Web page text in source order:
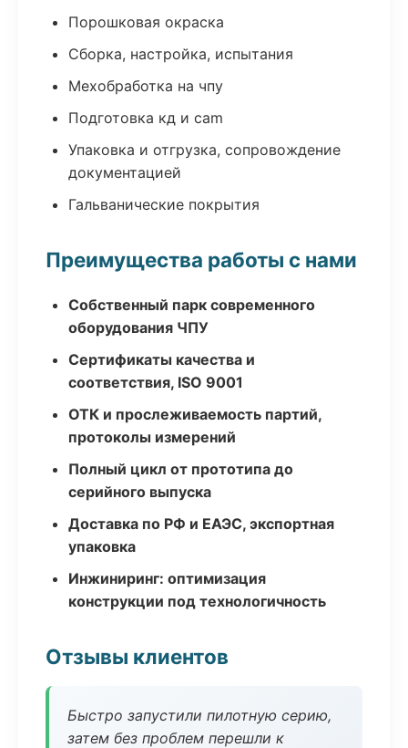
Порошковая окраска
Сборка, настройка, испытания
Мехобработка на чпу
Подготовка кд и cam
Упаковка и отгрузка, сопровождение
документацией
Гальванические покрытия
Преимущества работы с нами
Собственный парк современного
оборудования ЧПУ
Сертификаты качества и
соответствия, ISO 9001
ОТК и прослеживаемость партий,
протоколы измерений
Полный цикл от прототипа до
серийного выпуска
Доставка по РФ и ЕАЭС, экспортная
упаковка
Инжиниринг: оптимизация
конструкции под технологичность
Отзывы клиентов
Быстро запустили пилотную серию,
затем без проблем перешли к